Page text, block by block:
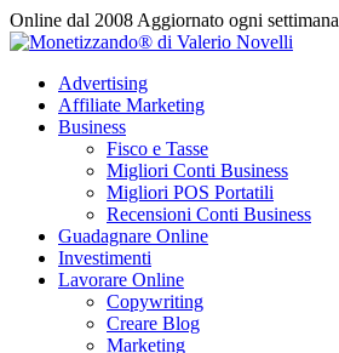
Vai
al
Online dal 2008 Aggiornato ogni settimana
Advertising
Affiliate Marketing
Business
Fisco e Tasse
Migliori Conti Business
Migliori POS Portatili
Recensioni Conti Business
Guadagnare Online
Investimenti
Lavorare Online
Copywriting
Creare Blog
Marketing